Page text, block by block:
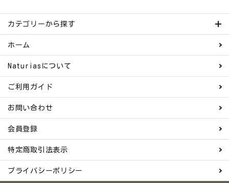
カテゴリーから探す
ホーム
Naturiasについて
ご利用ガイド
お問い合わせ
会員登録
特定商取引法表示
プライバシーポリシー